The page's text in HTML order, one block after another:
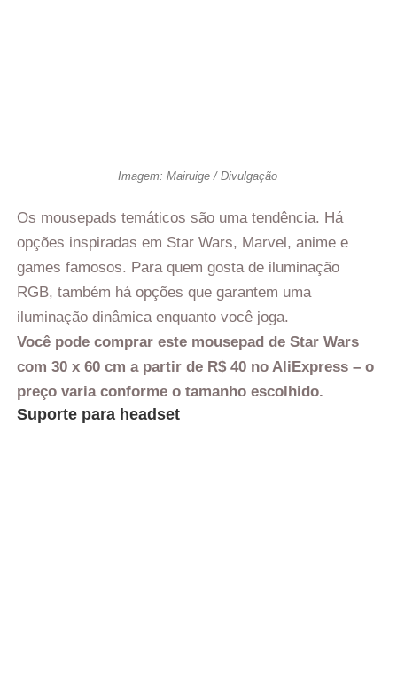
Imagem: Mairuige / Divulgação
Os mousepads temáticos são uma tendência. Há
opções inspiradas em Star Wars, Marvel, anime e
games famosos. Para quem gosta de iluminação
RGB, também há opções que garantem uma
iluminação dinâmica enquanto você joga.
Você pode comprar este mousepad de Star Wars
com 30 x 60 cm a partir de R$ 40 no AliExpress – o
preço varia conforme o tamanho escolhido.
Suporte para headset